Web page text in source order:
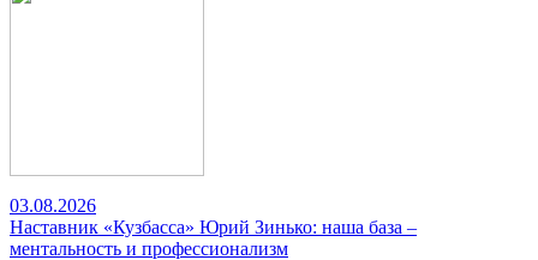
03.08.2026
Наставник «Кузбасса» Юрий Зинько: наша база –
ментальность и профессионализм